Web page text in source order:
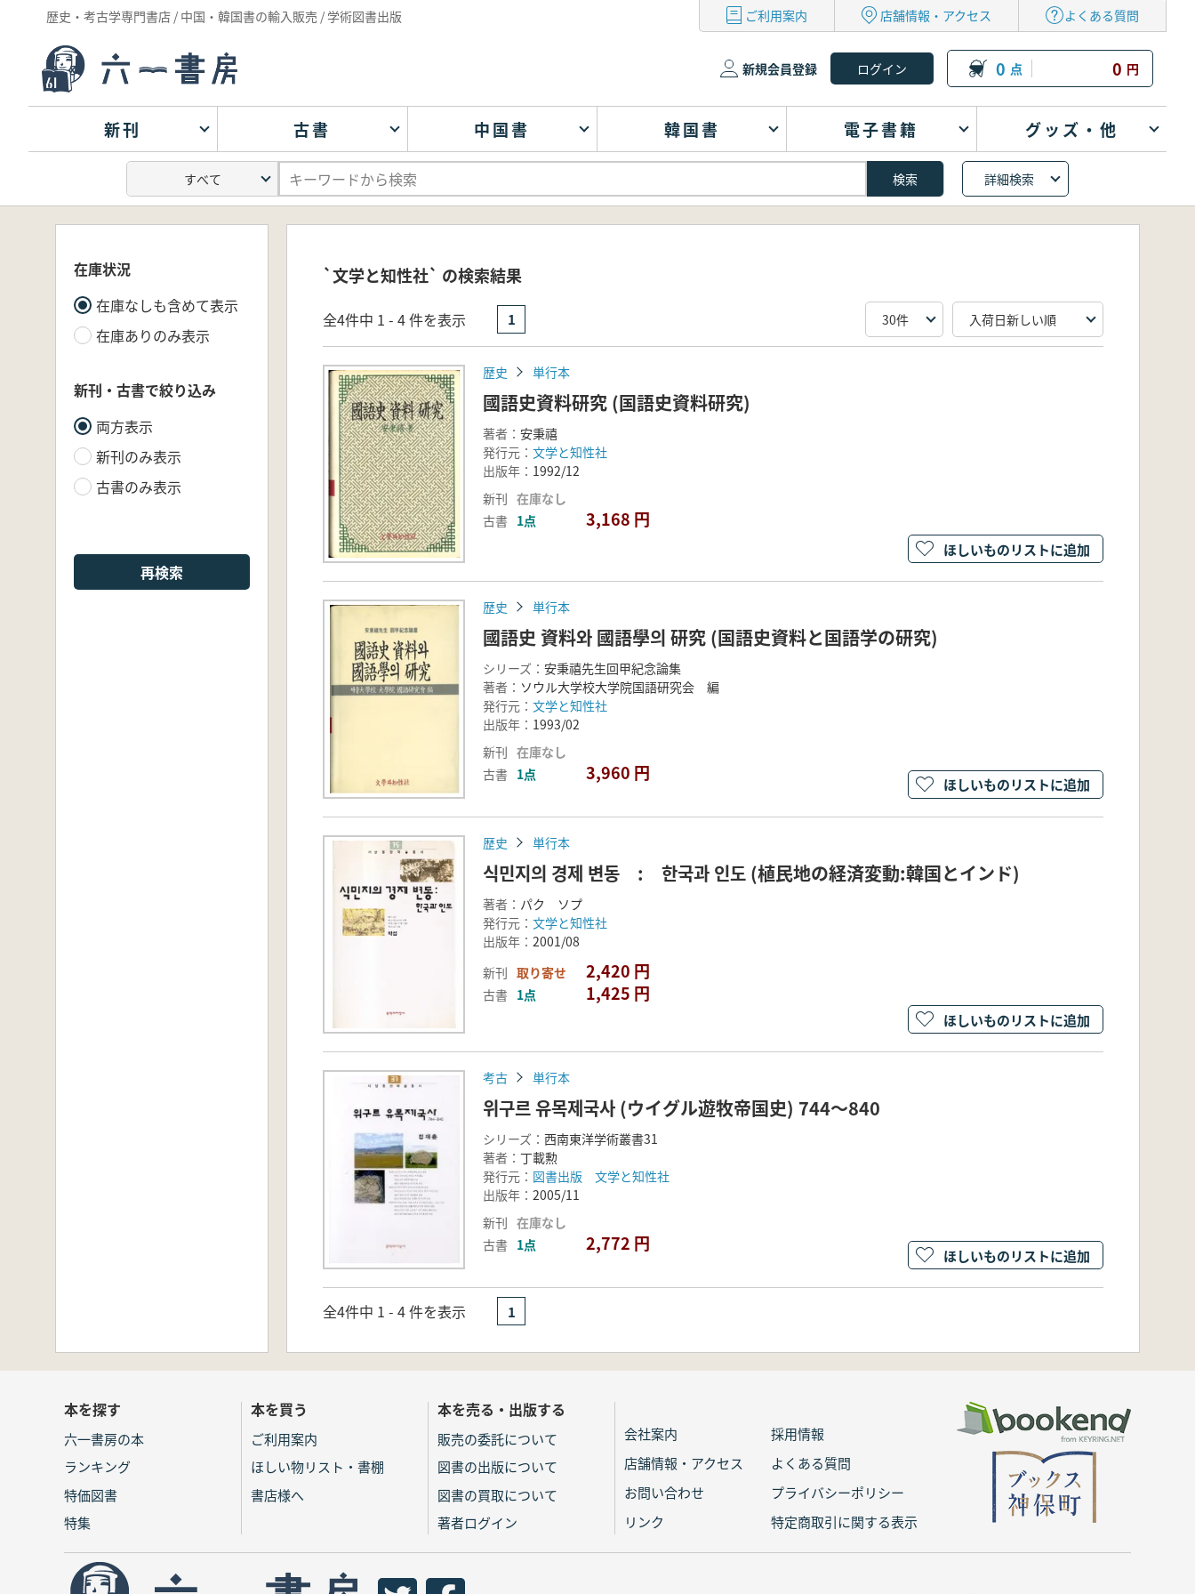
歴史・考古学専門書店 / 中国・韓国書の輸入販売 / 学術図書出版 ご利用案内 店舗情報・アクセス よくある質問
新規会員登録 0 点 0 円
新刊 古書 中国書 韓国書 電子書籍 グッズ・他
詳細検索
在庫状況
在庫なしも含めて表示
在庫ありのみ表示
新刊・古書で絞り込み
両方表示
新刊のみ表示
古書のみ表示
再検索
`文学と知性社` の検索結果
全4件中 1 - 4 件を表示 1
歴史 単行本
國語史資料研究 (国語史資料研究)
著者： 安秉禧
発行元： 文学と知性社
出版年： 1992/12
新刊 在庫なし
古書 1点 3,168 円
ほしいものリストに追加
歴史 単行本
國語史 資料와 國語學의 研究 (国語史資料と国語学の研究)
シリーズ： 安秉禧先生回甲紀念論集
著者： ソウル大学校大学院国語研究会 編
発行元： 文学と知性社
出版年： 1993/02
新刊 在庫なし
古書 1点 3,960 円
ほしいものリストに追加
歴史 単行本
식민지의 경제 변동 : 한국과 인도 (植民地の経済変動:韓国とインド)
著者： パク ソプ
発行元： 文学と知性社
出版年： 2001/08
新刊 取り寄せ 2,420 円
古書 1点 1,425 円
ほしいものリストに追加
考古 単行本
위구르 유목제국사 (ウイグル遊牧帝国史) 744～840
シリーズ： 西南東洋学術叢書31
著者： 丁載勲
発行元： 図書出版 文学と知性社
出版年： 2005/11
新刊 在庫なし
古書 1点 2,772 円
ほしいものリストに追加
全4件中 1 - 4 件を表示 1
本を探す
六一書房の本
ランキング
特価図書
特集
本を買う
ご利用案内
ほしい物リスト・書棚
書店様へ
本を売る・出版する
販売の委託について
図書の出版について
図書の買取について
著者ログイン
会社案内
採用情報
店舗情報・アクセス
よくある質問
お問い合わせ
プライバシーポリシー
リンク
特定商取引に関する表示